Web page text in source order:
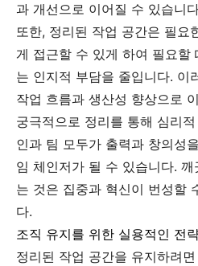
과 개선으로 이어질 수 있습니
또한, 정리된 작업 공간은 필요
게 접근할 수 있게 하여 필요할
는 인지적 부담을 줄입니다. 이
작업 흐름과 생산성 향상으로
궁극적으로 정리를 통해 심리
인과 팀 모두가 출력과 창의성
임 체인저가 될 수 있습니다.
는 것은 집중과 혁신이 번성할
다.
조직 유지를 위한 실용적인 전
정리된 작업 공간을 유지하려